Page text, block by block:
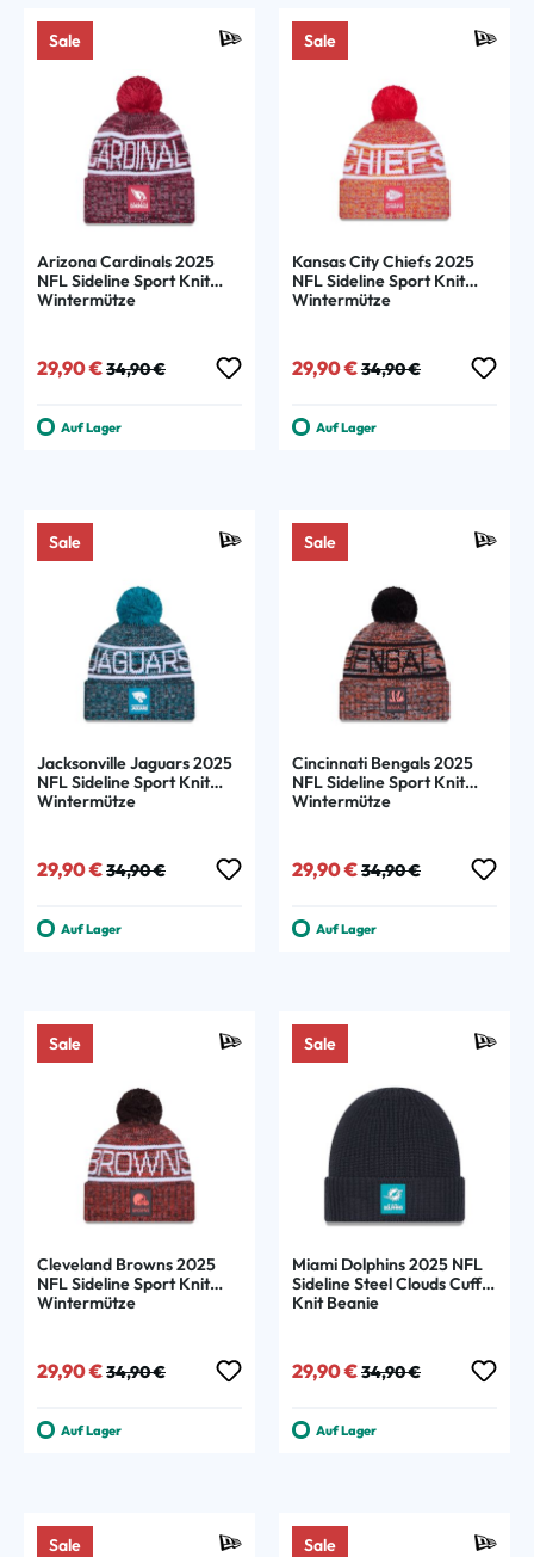
Sale
Arizona Cardinals 2025
NFL Sideline Sport Knit
Wintermütze
Verkaufspreis:
29,90 € Regulärer Preis:
34,90 €
Auf Lager
Sale
Kansas City Chiefs 2025
NFL Sideline Sport Knit
Wintermütze
Verkaufspreis:
29,90 € Regulärer Preis:
34,90 €
Auf Lager
Sale
Jacksonville Jaguars 2025
NFL Sideline Sport Knit
Wintermütze
Verkaufspreis:
29,90 € Regulärer Preis:
34,90 €
Auf Lager
Sale
Cincinnati Bengals 2025
NFL Sideline Sport Knit
Wintermütze
Verkaufspreis:
29,90 € Regulärer Preis:
34,90 €
Auf Lager
Sale
Cleveland Browns 2025
NFL Sideline Sport Knit
Wintermütze
Verkaufspreis:
29,90 € Regulärer Preis:
34,90 €
Auf Lager
Sale
Miami Dolphins 2025 NFL
Sideline Steel Clouds Cuff
Knit Beanie
Verkaufspreis:
29,90 € Regulärer Preis:
34,90 €
Auf Lager
Sale Sale